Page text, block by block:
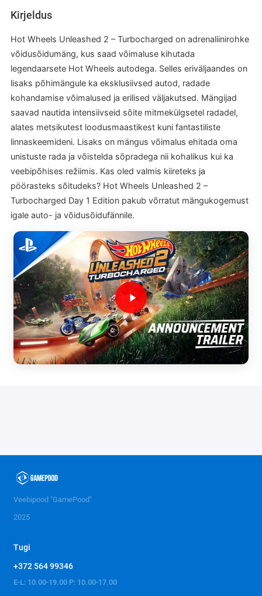
Kirjeldus
Hot Wheels Unleashed 2 – Turbocharged on adrenaliinirohke
võidusõidumäng, kus saad võimaluse kihutada
legendaarsete Hot Wheels autodega. Selles eriväljaandes on
lisaks põhimängule ka eksklusiivsed autod, radade
kohandamise võimalused ja erilised väljakutsed. Mängijad
saavad nautida intensiivseid sõite mitmekülgsetel radadel,
alates metsikutest loodusmaastikest kuni fantastiliste
linnaskeemideni. Lisaks on mängus võimalus ehitada oma
unistuste rada ja võistelda sõpradega nii kohalikus kui ka
veebipõhises režiimis. Kas oled valmis kiireteks ja
pöörasteks sõitudeks? Hot Wheels Unleashed 2 –
Turbocharged Day 1 Edition pakub võrratut mängukogemust
igale auto- ja võidusõidufännile.
Veebipood "GamePood"
2025
Tugi
+372 564 99346
E-L: 10.00-19.00 P: 10.00-17.00